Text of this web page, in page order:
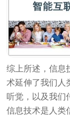
综上所述，信息
术延伸了我们人
听觉，以及我们
信息技术是人类